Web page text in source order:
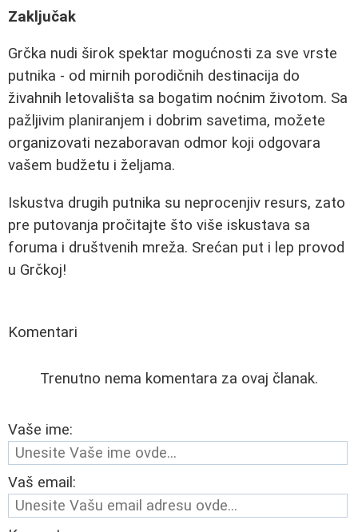
Zaključak
Grčka nudi širok spektar mogućnosti za sve vrste
putnika - od mirnih porodičnih destinacija do
živahnih letovališta sa bogatim noćnim životom. Sa
pažljivim planiranjem i dobrim savetima, možete
organizovati nezaboravan odmor koji odgovara
vašem budžetu i željama.
Iskustva drugih putnika su neprocenjiv resurs, zato
pre putovanja pročitajte što više iskustava sa
foruma i društvenih mreža. Srećan put i lep provod
u Grčkoj!
Komentari
Trenutno nema komentara za ovaj članak.
Vaše ime:
Vaš email: